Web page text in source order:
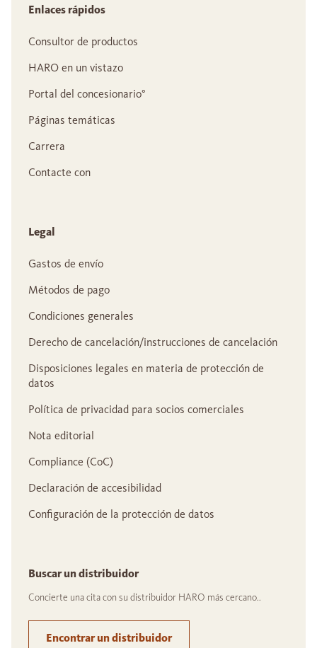
Enlaces rápidos
Consultor de productos
HARO en un vistazo
Portal del concesionario°
Páginas temáticas
Carrera
Contacte con
Legal
Gastos de envío
Métodos de pago
Condiciones generales
Derecho de cancelación/instrucciones de cancelación
Disposiciones legales en materia de protección de
datos
Política de privacidad para socios comerciales
Nota editorial
Compliance (CoC)
Declaración de accesibilidad
Configuración de la protección de datos
Buscar un distribuidor
Concierte una cita con su distribuidor HARO más cercano..
Encontrar un distribuidor